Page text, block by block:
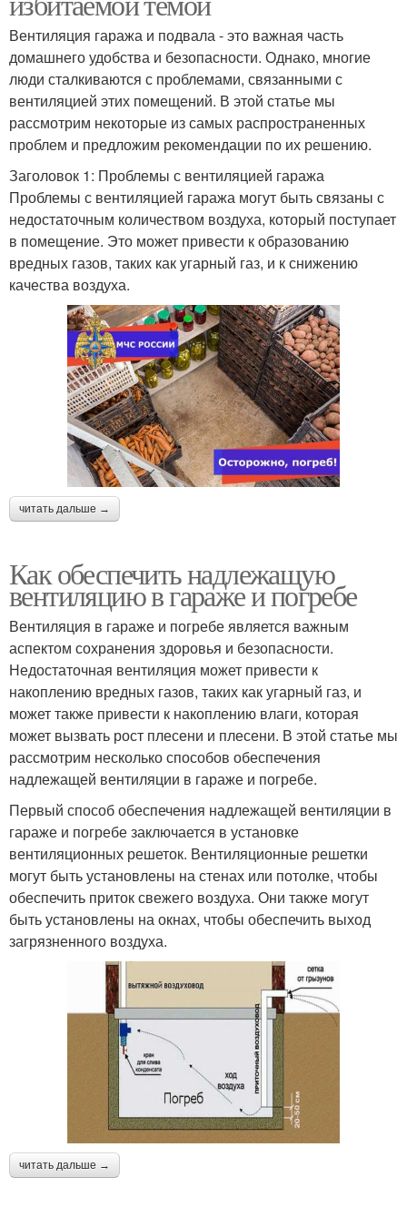
Вентиляция гаража и подвала - это важная часть
домашнего удобства и безопасности. Однако, многие
люди сталкиваются с проблемами, связанными с
вентиляцией этих помещений. В этой статье мы
рассмотрим некоторые из самых распространенных
проблем и предложим рекомендации по их решению.
Заголовок 1: Проблемы с вентиляцией гаража
Проблемы с вентиляцией гаража могут быть связаны с
недостаточным количеством воздуха, который поступает
в помещение. Это может привести к образованию
вредных газов, таких как угарный газ, и к снижению
качества воздуха.
читать дальше →
Как обеспечить надлежащую
вентиляцию в гараже и погребе
Вентиляция в гараже и погребе является важным
аспектом сохранения здоровья и безопасности.
Недостаточная вентиляция может привести к
накоплению вредных газов, таких как угарный газ, и
может также привести к накоплению влаги, которая
может вызвать рост плесени и плесени. В этой статье мы
рассмотрим несколько способов обеспечения
надлежащей вентиляции в гараже и погребе.
Первый способ обеспечения надлежащей вентиляции в
гараже и погребе заключается в установке
вентиляционных решеток. Вентиляционные решетки
могут быть установлены на стенах или потолке, чтобы
обеспечить приток свежего воздуха. Они также могут
быть установлены на окнах, чтобы обеспечить выход
загрязненного воздуха.
читать дальше →